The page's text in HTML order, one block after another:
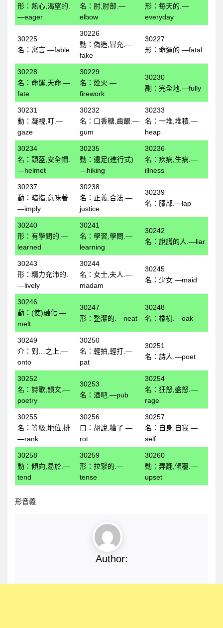
全民英檢初級207
全民英檢初級208
全民英檢初級209
全民英檢初級210
全民英檢初級211
全民英檢初級212
全民英檢初級213
全民英檢初級214
全民英檢初級215
全民英檢初級216
全民英檢初級217
全民英檢初級218
全民英檢初級219
全民英檢初級220
中級
全民英檢中級301
全民英檢中級302
為何要計劃性複習?
想要輕鬆背單字嗎?
科學方法背單字
科學方法背單字功能說明
如何登入
英文單字編號ID
英文單字形音義
英文單字語音播放
3D單字卡(複習)
聽音看義拼形練習
看形選音練習與測驗
聽音選義練習與測驗
看義選音練習與測驗
申請使用者帳號
形：熱心,渴望的.
—eager
名：肘,肘部.—
elbow
形：每天的.—
everyday
30225
名：寓言.—fable
30226
動：偽造,冒充.—
fake
30227
形：命運的.—fatal
30228
名：命運,天命.—
fate
30229
名：煙火.—
firework
30230
副：完全地.—fully
30231
動：凝視,盯.—
gaze
30232
名：口香糖,齒齦.—
gum
30233
名：一堆,堆積.—
heap
30234
名：頭盔,安全帽.
—helmet
30235
動：遠足(進行式)
—hiking
30236
名：疾病,生病.—
illness
30237
動：暗指,意味著.
—imply
30238
名：正義,合法.—
justice
30239
名：膝部.—lap
30240
形：有學問的.—
learned
30241
名：學習,學問.—
learning
30242
名：說謊的人.—liar
30243
形：精力充沛的.
—lively
30244
名：女士,夫人.—
madam
30245
名：少女.—maid
30246
動：(使)融化.—
melt
30247
形：整潔的.—neat
30248
名：橡樹.—oak
30249
介：到…之上.—
onto
30250
名：輕拍,輕打.—
pat
30251
名：詩人.—poet
30252
名：詩歌,韻文.—
poetry
30253
名：酒吧.—pub
30254
名：狂怒,盛怒.—
rage
30255
名：等級,地位,排
—rank
30256
口：胡說,糟了.—
rot
30257
名：自身,自我.—
self
30258
動：傾向,易於.—
tend
30259
形：拉緊的.—
tense
30260
動：弄翻,傾覆.—
upset
形音義
Author: